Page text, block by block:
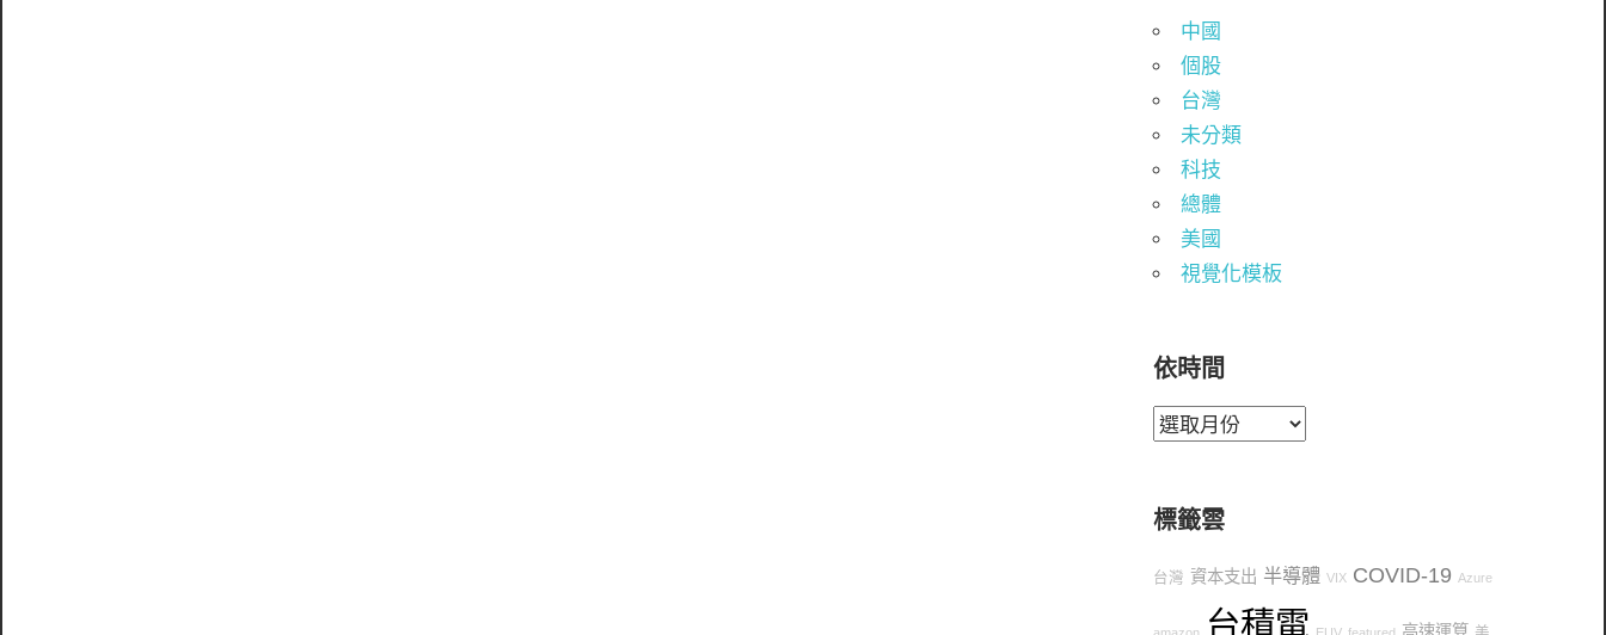
中國
個股
台灣
未分類
科技
總體
美國
視覺化模板
依時間
依
標籤雲
台灣 資本支出 半導體 VIX COVID-19 Azure
台積電